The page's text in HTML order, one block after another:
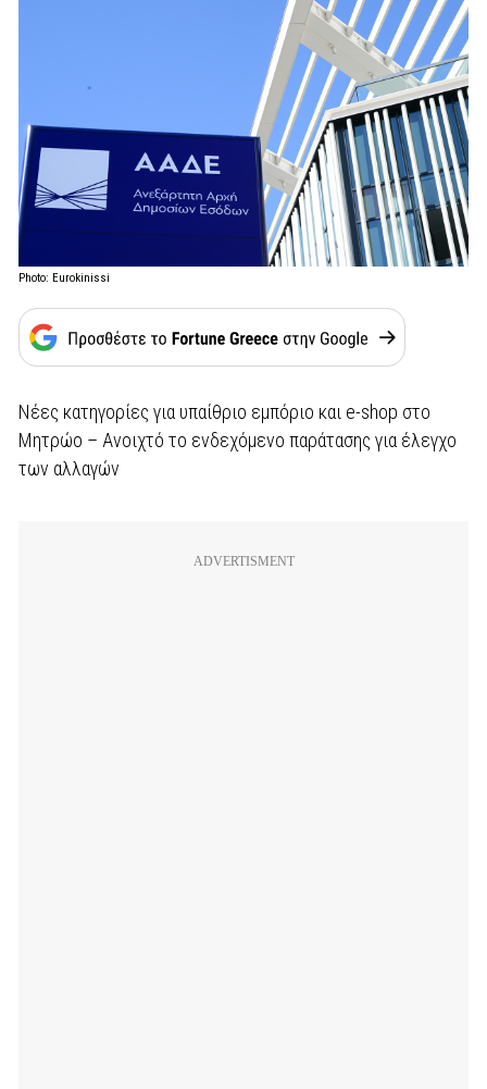
Photo: Eurokinissi
Νέες κατηγορίες για υπαίθριο εμπόριο και e-shop στο
Μητρώο – Ανοιχτό το ενδεχόμενο παράτασης για έλεγχο
των αλλαγών